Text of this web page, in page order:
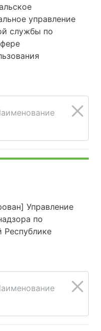
управление
службы по
Управление
по
Республике